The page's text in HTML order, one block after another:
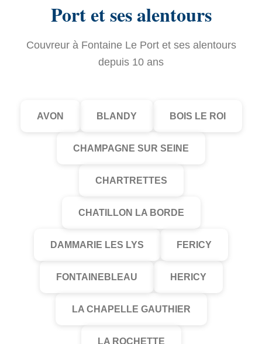
Port et ses alentours
Couvreur à Fontaine Le Port et ses alentours
depuis 10 ans
AVON BLANDY BOIS LE ROI
CHAMPAGNE SUR SEINE
CHARTRETTES
CHATILLON LA BORDE
DAMMARIE LES LYS FERICY
FONTAINEBLEAU HERICY
LA CHAPELLE GAUTHIER
LA ROCHETTE